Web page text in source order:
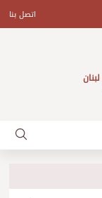
اتصل بنا